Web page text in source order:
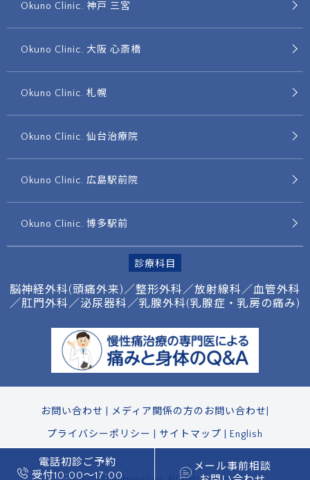
電話初診ご予約
受付10:00〜17:00
メール事前相談
Okuno Clinic. 神戸 三宮
Okuno Clinic. 大阪 心斎橋
Okuno Clinic. 札幌
Okuno Clinic. 仙台治療院
Okuno Clinic. 広島駅前院
Okuno Clinic. 博多駅前
診療科目
脳神経外科(頭痛外来)／整形外科／放射線科／血管外科
／肛門外科／泌尿器科／乳腺外科(乳腺症・乳房の痛み)
お問い合わせ メディア関係の方のお問い合わせ
プライバシーポリシー サイトマップ English